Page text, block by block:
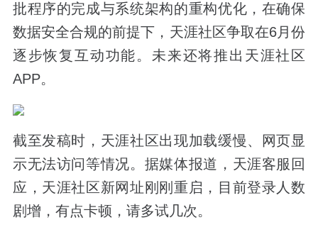
批程序的完成与系统架构的重构优化，在确保
数据安全合规的前提下，天涯社区争取在6月份
逐步恢复互动功能。未来还将推出天涯社区
APP。
截至发稿时，天涯社区出现加载缓慢、网页显
示无法访问等情况。据媒体报道，天涯客服回
应，天涯社区新网址刚刚重启，目前登录人数
剧增，有点卡顿，请多试几次。